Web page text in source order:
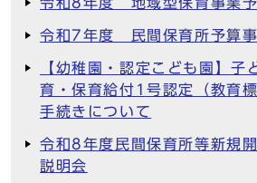
令和7年度 民間保育所予算
【幼稚園・認定こども園】子
育・保育給付1号認定（教育
手続きについて
令和8年度民間保育所等新規
説明会